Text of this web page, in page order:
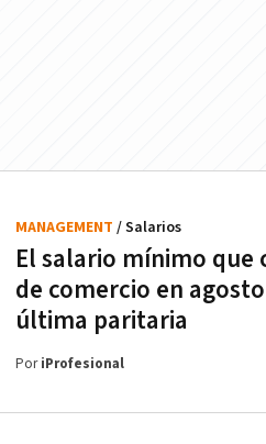
El salario mínimo que
de comercio en
última paritaria
MANAGEMENT / Salarios
PoriProfesional